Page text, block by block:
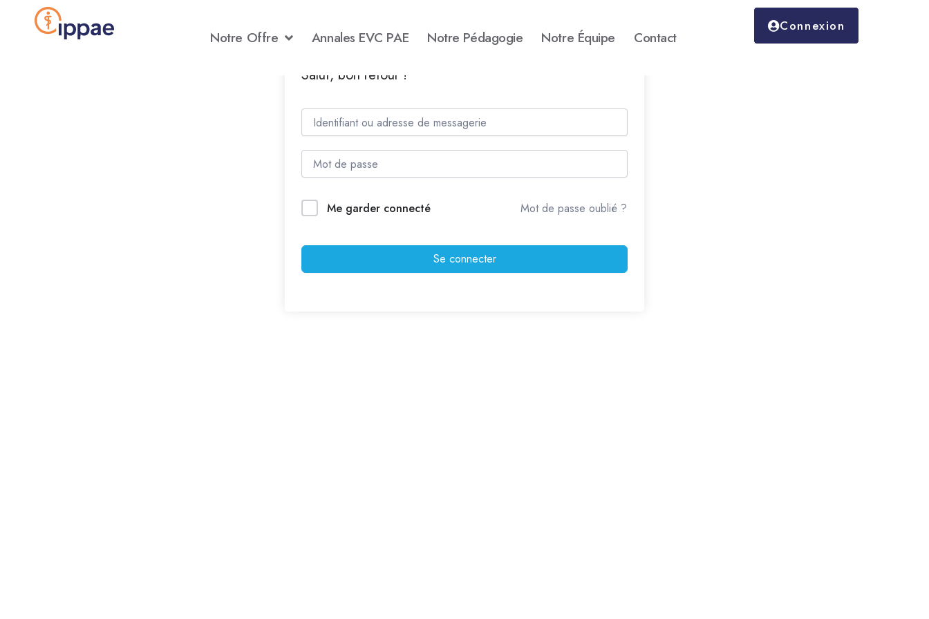
Notre Offre Annales EVC PAE Notre Pédagogie Notre Équipe Contact
Connexion
Salut, bon retour !
Me garder connecté Mot de passe oublié ?
Se connecter